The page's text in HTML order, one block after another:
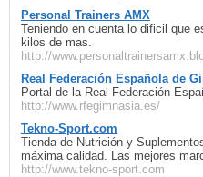
Personal Trainers AMX
Teniendo en cuenta lo difi­cil que
kilos de mas.
http://
Real Federación Española de
Portal de la Real Federación
http://www.rfegimnasia.es/
Tekno-Sport.com
Tienda de Nutrición y
máxima calidad. Las mejores
http://www.tekno-sport.com